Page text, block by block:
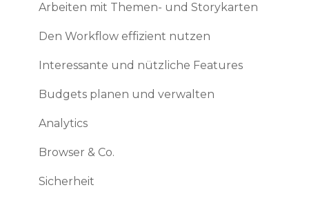
Arbeiten mit Themen- und Storykarten
Den Workflow effizient nutzen
Interessante und nützliche Features
Budgets planen und verwalten
Analytics
Browser & Co.
Sicherheit